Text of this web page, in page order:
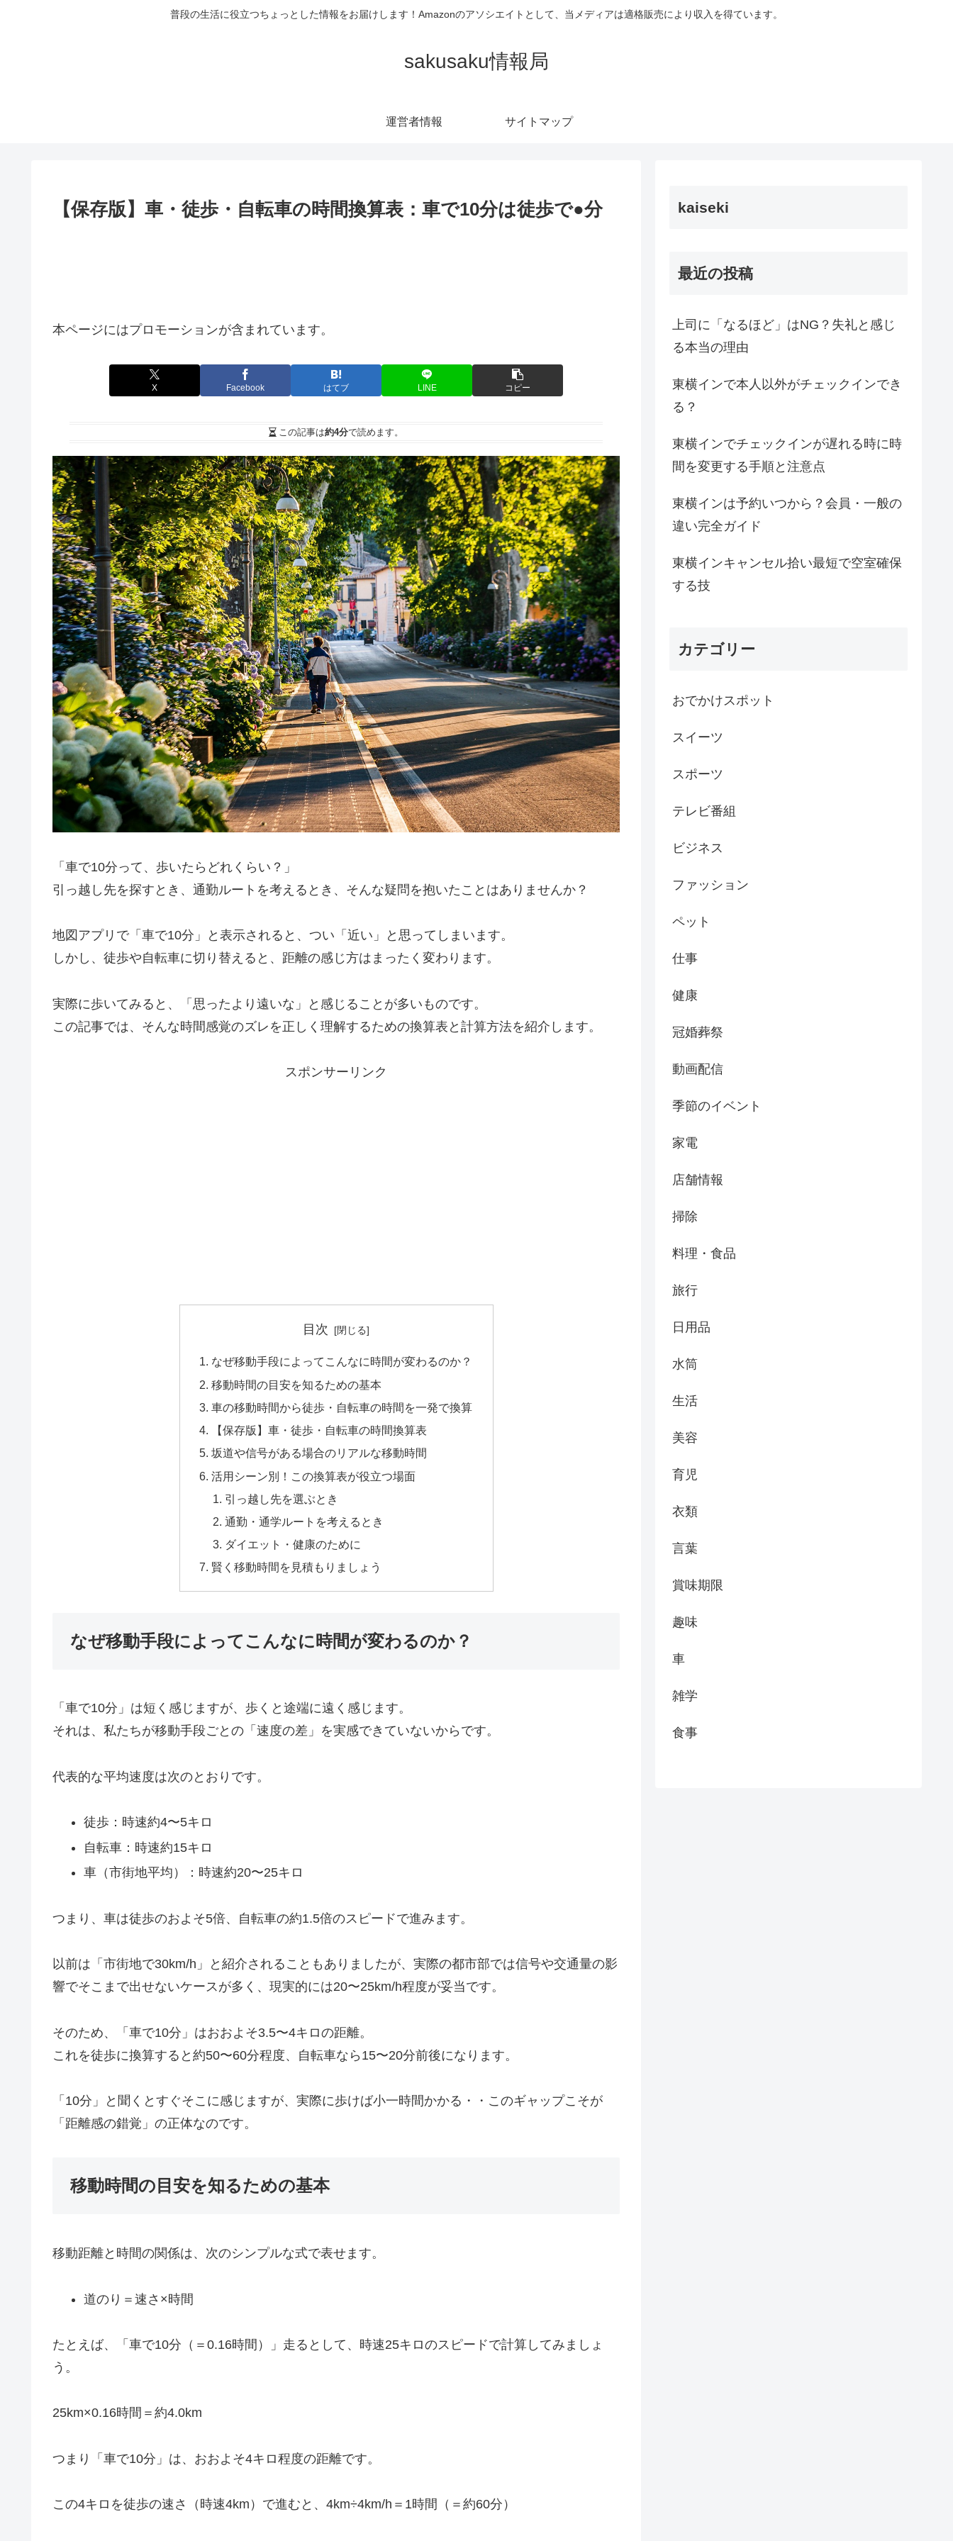
普段の生活に役立つちょっとした情報をお届けします！Amazonのアソシエイトとして、当メディアは適格販売により収入を得ています。
sakusaku情報局
運営者情報 サイトマップ
【保存版】車・徒歩・自転車の時間換算表：車で10分は徒歩で●分
本ページにはプロモーションが含まれています。
X Facebook はてブ LINE コピー
この記事は約4分で読めます。
「車で10分って、歩いたらどれくらい？」
引っ越し先を探すとき、通勤ルートを考えるとき、そんな疑問を抱いたことはありませんか？
地図アプリで「車で10分」と表示されると、つい「近い」と思ってしまいます。
しかし、徒歩や自転車に切り替えると、距離の感じ方はまったく変わります。
実際に歩いてみると、「思ったより遠いな」と感じることが多いものです。
この記事では、そんな時間感覚のズレを正しく理解するための換算表と計算方法を紹介します。
スポンサーリンク
目次
なぜ移動手段によってこんなに時間が変わるのか？
移動時間の目安を知るための基本
車の移動時間から徒歩・自転車の時間を一発で換算
【保存版】車・徒歩・自転車の時間換算表
坂道や信号がある場合のリアルな移動時間
活用シーン別！この換算表が役立つ場面
引っ越し先を選ぶとき
通勤・通学ルートを考えるとき
ダイエット・健康のために
賢く移動時間を見積もりましょう
なぜ移動手段によってこんなに時間が変わるのか？
「車で10分」は短く感じますが、歩くと途端に遠く感じます。
それは、私たちが移動手段ごとの「速度の差」を実感できていないからです。
代表的な平均速度は次のとおりです。
徒歩：時速約4〜5キロ
自転車：時速約15キロ
車（市街地平均）：時速約20〜25キロ
つまり、車は徒歩のおよそ5倍、自転車の約1.5倍のスピードで進みます。
以前は「市街地で30km/h」と紹介されることもありましたが、実際の都市部では信号や交通量の影
響でそこまで出せないケースが多く、現実的には20〜25km/h程度が妥当です。
そのため、「車で10分」はおおよそ3.5〜4キロの距離。
これを徒歩に換算すると約50〜60分程度、自転車なら15〜20分前後になります。
「10分」と聞くとすぐそこに感じますが、実際に歩けば小一時間かかる・・このギャップこそが
「距離感の錯覚」の正体なのです。
移動時間の目安を知るための基本
移動距離と時間の関係は、次のシンプルな式で表せます。
道のり＝速さ×時間
たとえば、「車で10分（＝0.16時間）」走るとして、時速25キロのスピードで計算してみましょ
う。
25km×0.16時間＝約4.0km
つまり「車で10分」は、おおよそ4キロ程度の距離です。
この4キロを徒歩の速さ（時速4km）で進むと、4km÷4km/h＝1時間（＝約60分）
kaiseki
最近の投稿
上司に「なるほど」はNG？失礼と感じ
る本当の理由
東横インで本人以外がチェックインでき
る？
東横インでチェックインが遅れる時に時
間を変更する手順と注意点
東横インは予約いつから？会員・一般の
違い完全ガイド
東横インキャンセル拾い最短で空室確保
する技
カテゴリー
おでかけスポット
スイーツ
スポーツ
テレビ番組
ビジネス
ファッション
ペット
仕事
健康
冠婚葬祭
動画配信
季節のイベント
家電
店舗情報
掃除
料理・食品
旅行
日用品
水筒
生活
美容
育児
衣類
言葉
賞味期限
趣味
車
雑学
食事